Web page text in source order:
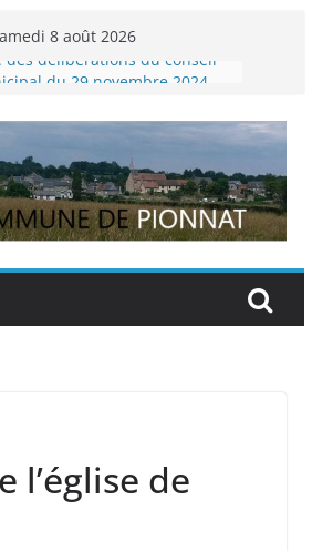
8 août 2026
des délibérations du conseil
en Europe pour les jeunes
INSEE
des délibérations du conseil
en date du 5/12/2024
l’église de